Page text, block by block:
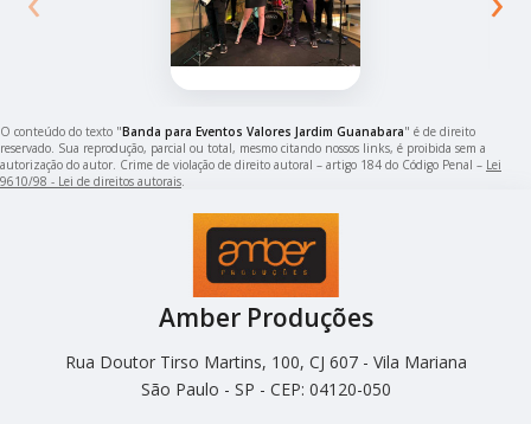
O conteúdo do texto "Banda para Eventos Valores Jardim Guanabara" é de direito
reservado. Sua reprodução, parcial ou total, mesmo citando nossos links, é proibida sem a
autorização do autor. Crime de violação de direito autoral – artigo 184 do Código Penal – Lei
9610/98 - Lei de direitos autorais.
Amber Produções
Rua Doutor Tirso Martins, 100, CJ 607 - Vila Mariana
São Paulo - SP - CEP: 04120-050